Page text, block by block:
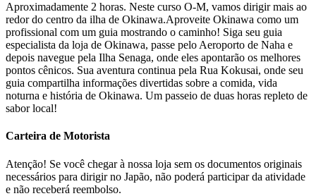
Aproximadamente 2 horas. Neste curso O-M, vamos dirigir mais ao
redor do centro da ilha de Okinawa.Aproveite Okinawa como um
profissional com um guia mostrando o caminho! Siga seu guia
especialista da loja de Okinawa, passe pelo Aeroporto de Naha e
depois navegue pela Ilha Senaga, onde eles apontarão os melhores
pontos cênicos. Sua aventura continua pela Rua Kokusai, onde seu
guia compartilha informações divertidas sobre a comida, vida
noturna e história de Okinawa. Um passeio de duas horas repleto de
sabor local!
Carteira de Motorista
Atenção! Se você chegar à nossa loja sem os documentos originais
necessários para dirigir no Japão, não poderá participar da atividade
e não receberá reembolso.